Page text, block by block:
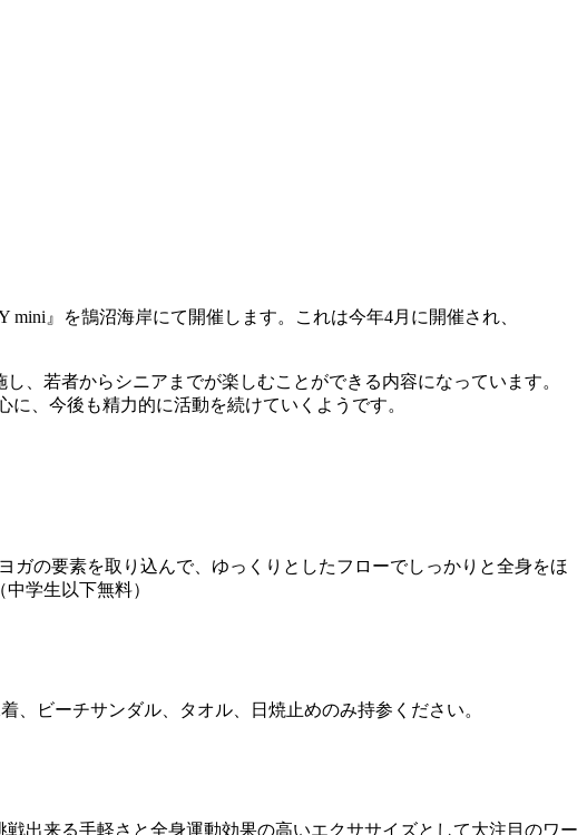
mini』を鵠沼海岸にて開催します。これは今年4月に開催され、
、若者からシニアまでが楽しむことができる内容になっています。
、今後も精力的に活動を続けていくようです。
ガの要素を取り込んで、ゆっくりとしたフローでしっかりと全身をほ
学生以下無料）
ビーチサンダル、タオル、日焼止めのみ持参ください。
出来る手軽さと全身運動効果の高いエクササイズとして大注目のワー